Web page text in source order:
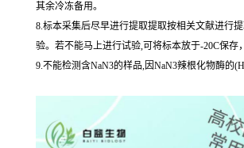
其余冷冻备用。
8.标本采集后尽早进行提取提取按相关文献进行
验。若不能马上进行试验,可将标本放于-20C保存
9.不能检测含NaN3的样品,因NaN3辣根化物酶的